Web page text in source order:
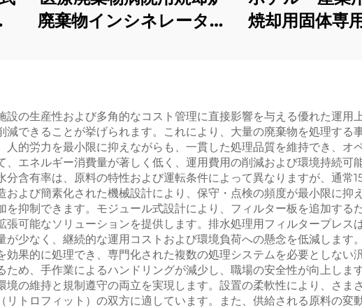
廃棄物インシネレーター
焼却用固体専
設の生産性および多角的なコスト管理に直接影響を与える優れた運
できることが挙げられます。これにより、大量の廃棄物を処理する
人的労力を最小限に抑えながらも、一貫した処理品質を維持でき、
、エネルギー消費量が著しく低く、運用費用の削減および環境持続
分含有率は、原料の特性および運転条件によって異なりますが、通
および簡素化された機械設計により、保守・点検の頻度が最小限に
を抑制できます。モジュール式設計により、フィルター板を追加する
張可能なソリューションを提供します。排水処理用フィルタープレ
が少なく、継続的な運用コストおよび環境負荷への懸念を低減しま
効果的に処理でき、専門化された複数の処理システムを必要としな
め、手作業によるハンドリングが減少し、職場の安全性が向上しま
の維持と規制遵守の両立を実現します。設置の柔軟性により、さま
リトロフィット）の双方に適しています。また、供給される原料の